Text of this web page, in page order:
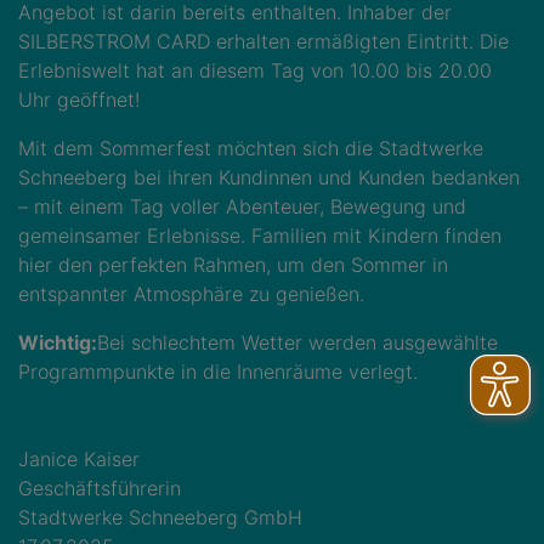
Angebot ist darin bereits enthalten. Inhaber der
SILBERSTROM CARD erhalten ermäßigten Eintritt. Die
Erlebniswelt hat an diesem Tag von 10.00 bis 20.00
Uhr geöffnet!
Mit dem Sommerfest möchten sich die Stadtwerke
Schneeberg bei ihren Kundinnen und Kunden bedanken
– mit einem Tag voller Abenteuer, Bewegung und
gemeinsamer Erlebnisse. Familien mit Kindern finden
hier den perfekten Rahmen, um den Sommer in
entspannter Atmosphäre zu genießen.
Wichtig:Bei schlechtem Wetter werden ausgewählte
Programmpunkte in die Innenräume verlegt.
Janice Kaiser
Geschäftsführerin
Stadtwerke Schneeberg GmbH